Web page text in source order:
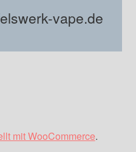
vape.de
mit WooCommerce.